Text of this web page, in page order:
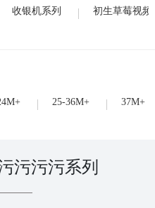
收银机系列 初生草莓视
25-36M+ 37M+
污污污系列